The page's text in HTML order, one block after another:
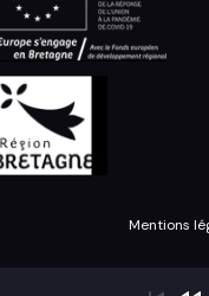
Mentions